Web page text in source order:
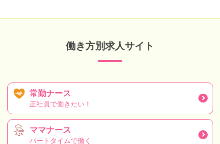
働き方別求人サイト
常勤ナース
正社員で働きたい！
ママナース
パートタイムで働く